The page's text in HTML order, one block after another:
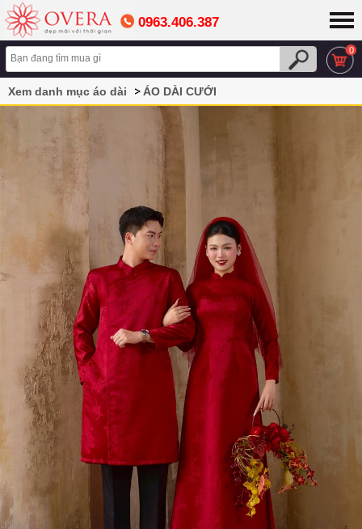
0963.406.387
0
Xem danh mục áo dài
ÁO DÀI CƯỚI
Áo Dài Cưới Đôi Màu Đỏ Truyền Thống Vải Gấm